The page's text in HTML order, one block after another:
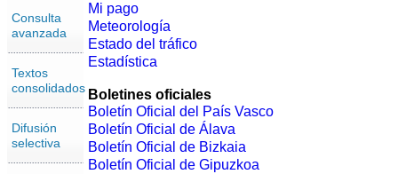
Consulta
avanzada
Textos
consolidados
Difusión
selectiva
Mi pago
Meteorología
Estado del tráfico
Estadística
Boletines oficiales
Boletín Oficial del País Vasco
Boletín Oficial de Álava
Boletín Oficial de Bizkaia
Boletín Oficial de Gipuzkoa